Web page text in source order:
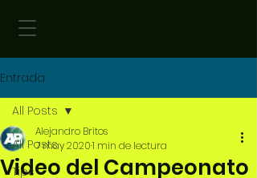
Entrada
All Posts
Tips
All Posts
Video del Campeonato
Alejandro Britos
7 may 20201 min de lectura